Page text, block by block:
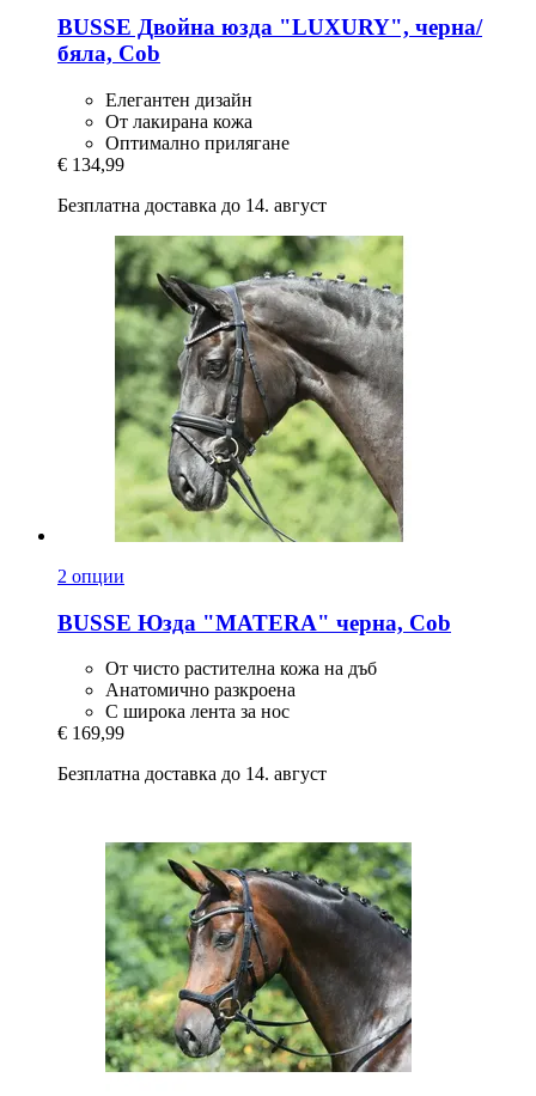
BUSSE Двойна юзда "LUXURY", черна/
бяла, Cob
Елегантен дизайн
От лакирана кожа
Оптимално прилягане
€ 134,99
Безплатна доставка до 14. август
2 опции
BUSSE Юзда "MATERA" черна, Cob
От чисто растителна кожа на дъб
Анатомично разкроена
С широка лента за нос
€ 169,99
Безплатна доставка до 14. август